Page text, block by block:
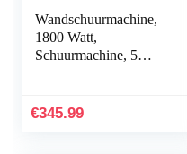
Wandschuurmachine,
1800 Watt,
Schuurmachine, 5
Slijpschijf, Met
€345.99